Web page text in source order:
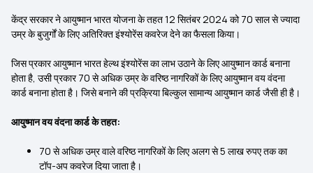
केंद्र सरकार ने आयुष्मान भारत योजना के तहत 12 सितंबर 2024 को 70 साल से ज्यादा
उम्र के बुजुर्गों के लिए अतिरिक्त इंश्योरेंस कवरेज देने का फैसला किया।
जिस प्रकार आयुष्मान भारत हेल्थ इंश्योरेंस का लाभ उठाने के लिए आयुष्मान कार्ड बनाना
होता है, उसी प्रकार 70 से अधिक उम्र के वरिष्ठ नागरिकों के लिए आयुष्मान वय वंदना
कार्ड बनाना होता है। जिसे बनाने की प्रक्रिया बिल्कुल सामान्य आयुष्मान कार्ड जैसी ही है।
आयुष्मान वय वंदना कार्ड के तहत:
70 से अधिक उम्र वाले वरिष्ठ नागरिकों के लिए अलग से 5 लाख रुपए तक का
टॉप-अप कवरेज दिया जाता है।